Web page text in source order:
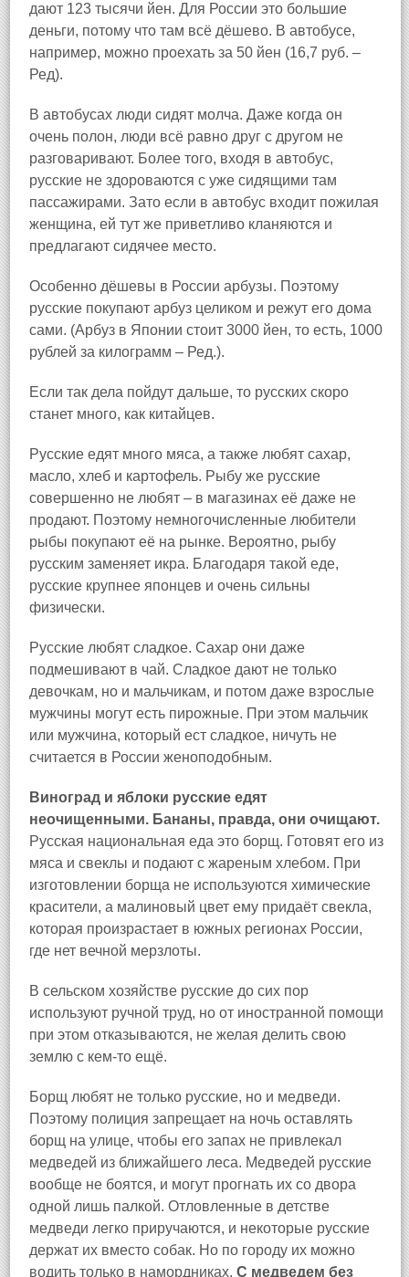
дают 123 тысячи йен. Для России это большие
деньги, потому что там всё дёшево. В автобусе,
например, можно проехать за 50 йен (16,7 руб. –
Ред).
В автобусах люди сидят молча. Даже когда он
очень полон, люди всё равно друг с другом не
разговаривают. Более того, входя в автобус,
русские не здороваются с уже сидящими там
пассажирами. Зато если в автобус входит пожилая
женщина, ей тут же приветливо кланяются и
предлагают сидячее место.
Особенно дёшевы в России арбузы. Поэтому
русские покупают арбуз целиком и режут его дома
сами. (Арбуз в Японии стоит 3000 йен, то есть, 1000
рублей за килограмм – Ред.).
Если так дела пойдут дальше, то русских скоро
станет много, как китайцев.
Русские едят много мяса, а также любят сахар,
масло, хлеб и картофель. Рыбу же русские
совершенно не любят – в магазинах её даже не
продают. Поэтому немногочисленные любители
рыбы покупают её на рынке. Вероятно, рыбу
русским заменяет икра. Благодаря такой еде,
русские крупнее японцев и очень сильны
физически.
Русские любят сладкое. Сахар они даже
подмешивают в чай. Сладкое дают не только
девочкам, но и мальчикам, и потом даже взрослые
мужчины могут есть пирожные. При этом мальчик
или мужчина, который ест сладкое, ничуть не
считается в России женоподобным.
Виноград и яблоки русские едят
неочищенными. Бананы, правда, они очищают.
Русская национальная еда это борщ. Готовят его из
мяса и свеклы и подают с жареным хлебом. При
изготовлении борща не используются химические
красители, а малиновый цвет ему придаёт свекла,
которая произрастает в южных регионах России,
где нет вечной мерзлоты.
В сельском хозяйстве русские до сих пор
используют ручной труд, но от иностранной помощи
при этом отказываются, не желая делить свою
землю с кем-то ещё.
Борщ любят не только русские, но и медведи.
Поэтому полиция запрещает на ночь оставлять
борщ на улице, чтобы его запах не привлекал
медведей из ближайшего леса. Медведей русские
вообще не боятся, и могут прогнать их со двора
одной лишь палкой. Отловленные в детстве
медведи легко приручаются, и некоторые русские
держат их вместо собак. Но по городу их можно
водить только в намордниках. С медведем без